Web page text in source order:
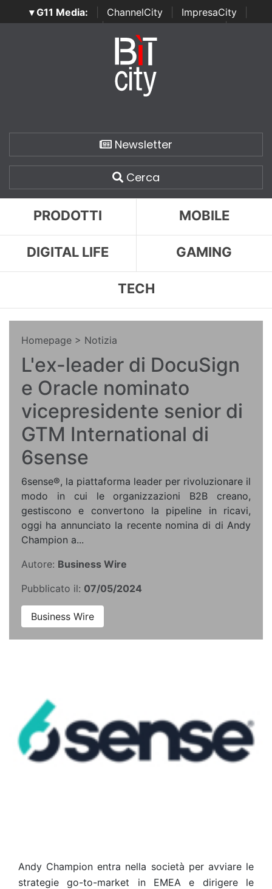
▾ G11 Media: ChannelCity ImpresaCity
SecurityOpenLab | Italian Channel Awards | Italian
Italian Security Awards
Newsletter
Cerca
PRODOTTI MOBILE
DIGITAL LIFE GAMING
TECH
Homepage > Notizia
L'ex-leader di DocuSign
e Oracle nominato
vicepresidente senior di
GTM International di
6sense
6sense®, la piattaforma leader per rivoluzionare il
modo in cui le organizzazioni B2B creano,
gestiscono e convertono la pipeline in ricavi,
oggi ha annunciato la recente nomina di di Andy
Champion a...
Autore: Business Wire
Pubblicato il: 07/05/2024
Business Wire
Andy Champion entra nella società per avviare le
strategie go-to-market in EMEA e dirigere le